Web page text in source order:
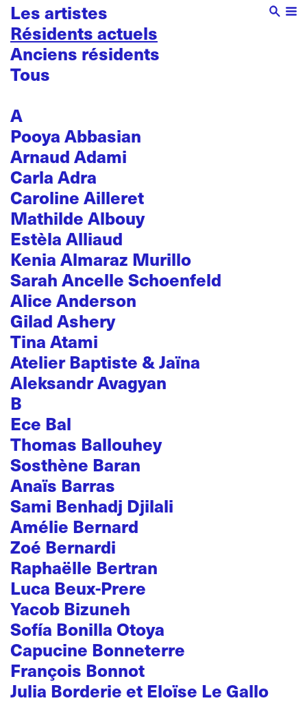
Les artistes
Résidents actuels
Anciens résidents
Tous
A
Pooya Abbasian
Arnaud Adami
Carla Adra
Caroline Ailleret
Mathilde Albouy
Estèla Alliaud
Kenia Almaraz Murillo
Sarah Ancelle Schoenfeld
Alice Anderson
Gilad Ashery
Tina Atami
Atelier Baptiste & Jaïna
Aleksandr Avagyan
B
Ece Bal
Thomas Ballouhey
Sosthène Baran
Anaïs Barras
Sami Benhadj Djilali
Amélie Bernard
Zoé Bernardi
Raphaëlle Bertran
Luca Beux-Prere
Yacob Bizuneh
Sofía Bonilla Otoya
Capucine Bonneterre
François Bonnot
Julia Borderie et Eloïse Le Gallo